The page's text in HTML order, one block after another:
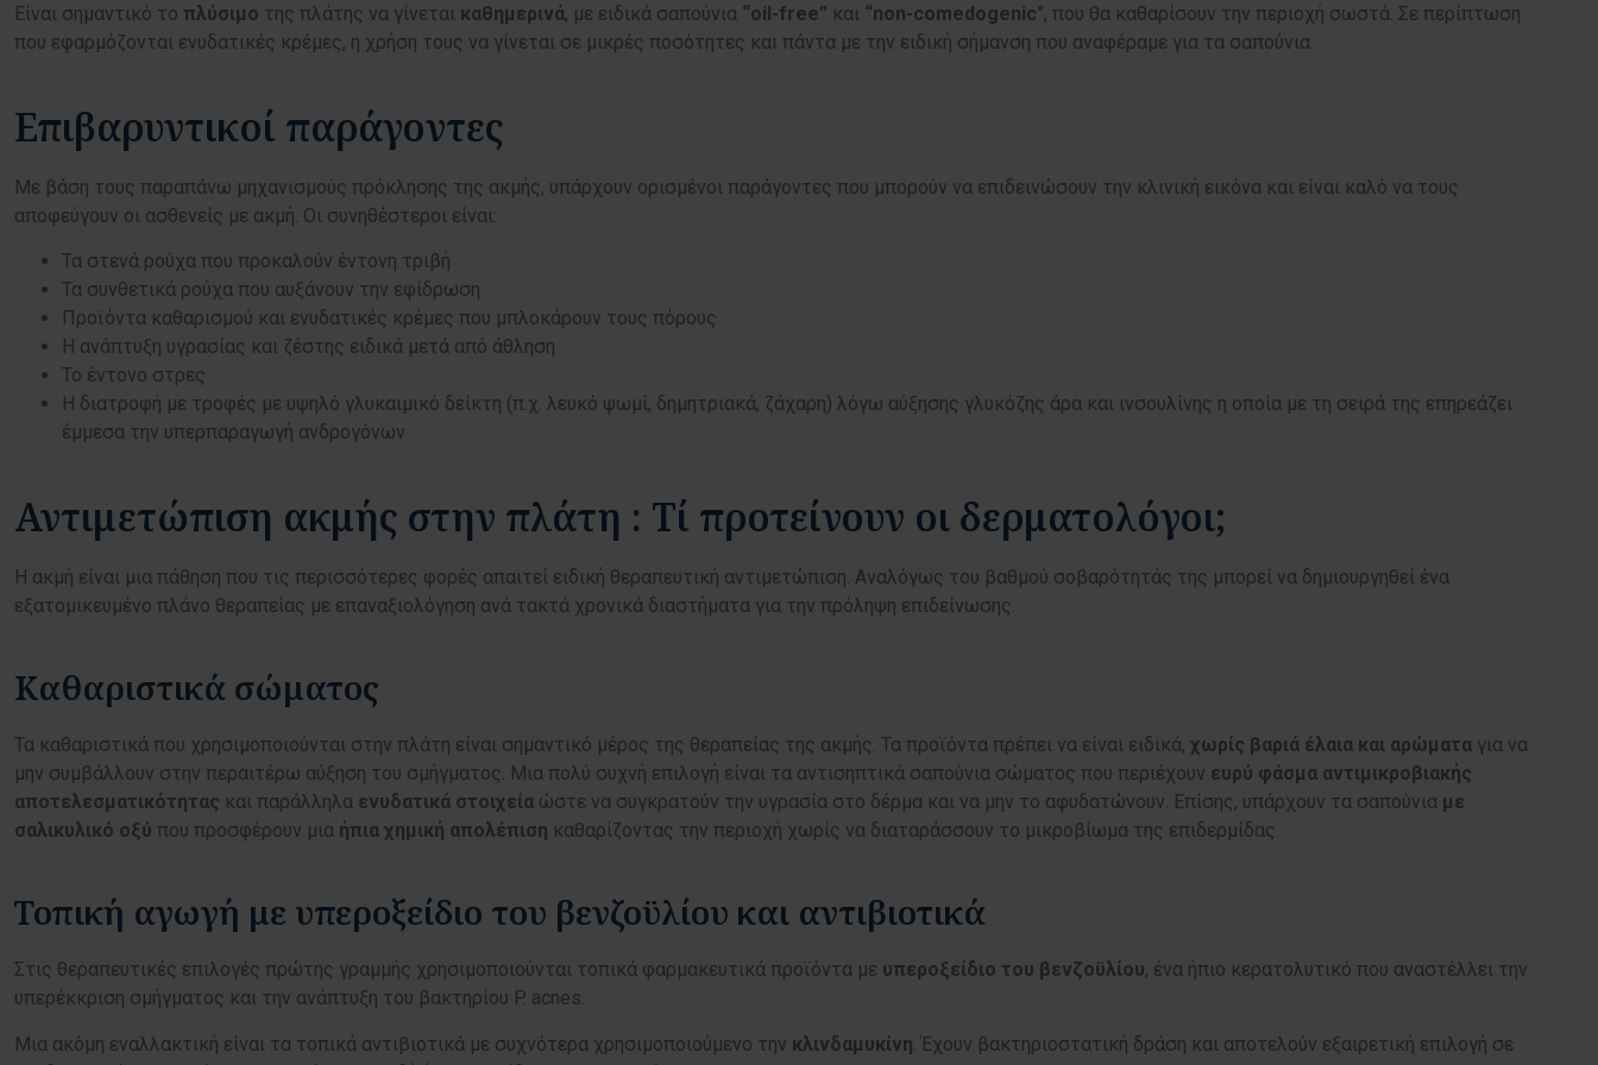
Είναι σημαντικό το πλύσιμο της πλάτης να γίνεται καθημερινά, με ειδικά σαπούνια “oil-free” και “non-comedogenic”, που θα καθαρίσουν την περιοχή σωστά. Σε περίπτωση
που εφαρμόζονται ενυδατικές κρέμες, η χρήση τους να γίνεται σε μικρές ποσότητες και πάντα με την ειδική σήμανση που αναφέραμε για τα σαπούνια.
Επιβαρυντικοί παράγοντες
Με βάση τους παραπάνω μηχανισμούς πρόκλησης της ακμής, υπάρχουν ορισμένοι παράγοντες που μπορούν να επιδεινώσουν την κλινική εικόνα και είναι καλό να τους
αποφεύγουν οι ασθενείς με ακμή. Οι συνηθέστεροι είναι:
Τα στενά ρούχα που προκαλούν έντονη τριβή
Τα συνθετικά ρούχα που αυξάνουν την εφίδρωση
Προϊόντα καθαρισμού και ενυδατικές κρέμες που μπλοκάρουν τους πόρους
Η ανάπτυξη υγρασίας και ζέστης ειδικά μετά από άθληση
Το έντονο στρες
Η διατροφή με τροφές με υψηλό γλυκαιμικό δείκτη (π.χ. λευκό ψωμί, δημητριακά, ζάχαρη) λόγω αύξησης γλυκόζης άρα και ινσουλίνης η οποία με τη σειρά της επηρεάζει
έμμεσα την υπερπαραγωγή ανδρογόνων
Αντιμετώπιση ακμής στην πλάτη : Τί προτείνουν οι δερματολόγοι;
Η ακμή είναι μια πάθηση που τις περισσότερες φορές απαιτεί ειδική θεραπευτική αντιμετώπιση. Αναλόγως του βαθμού σοβαρότητάς της μπορεί να δημιουργηθεί ένα
εξατομικευμένο πλάνο θεραπείας με επαναξιολόγηση ανά τακτά χρονικά διαστήματα για την πρόληψη επιδείνωσης.
Καθαριστικά σώματος
Τα καθαριστικά που χρησιμοποιούνται στην πλάτη είναι σημαντικό μέρος της θεραπείας της ακμής. Τα προϊόντα πρέπει να είναι ειδικά, χωρίς βαριά έλαια και αρώματα για να
μην συμβάλλουν στην περαιτέρω αύξηση του σμήγματος. Μια πολύ συχνή επιλογή είναι τα αντισηπτικά σαπούνια σώματος που περιέχουν ευρύ φάσμα αντιμικροβιακής
αποτελεσματικότητας και παράλληλα ενυδατικά στοιχεία ώστε να συγκρατούν την υγρασία στο δέρμα και να μην το αφυδατώνουν. Επίσης, υπάρχουν τα σαπούνια με
σαλικυλικό οξύ που προσφέρουν μια ήπια χημική απολέπιση καθαρίζοντας την περιοχή χωρίς να διαταράσσουν το μικροβίωμα της επιδερμίδας.
Τοπική αγωγή με υπεροξείδιο του βενζοϋλίου και αντιβιοτικά
Στις θεραπευτικές επιλογές πρώτης γραμμής χρησιμοποιούνται τοπικά φαρμακευτικά προϊόντα με υπεροξείδιο του βενζοϋλίου, ένα ήπιο κερατολυτικό που αναστέλλει την
υπερέκκριση σμήγματος και την ανάπτυξη του βακτηρίου P. acnes.
Μια ακόμη εναλλακτική είναι τα τοπικά αντιβιοτικά με συχνότερα χρησιμοποιούμενο την κλινδαμυκίνη . Έχουν βακτηριοστατική δράση και αποτελούν εξαιρετική επιλογή σε